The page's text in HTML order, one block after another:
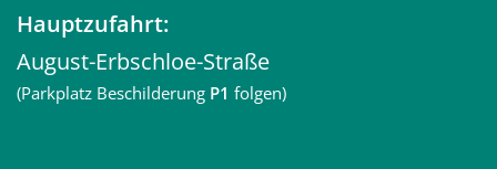
Hauptzufahrt:
August-Erbschloe-Straße
(Parkplatz Beschilderung P1 folgen)